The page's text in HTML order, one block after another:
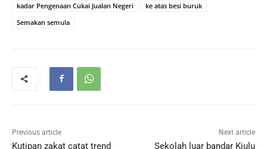
kadar Pengenaan Cukai Jualan Negeri
ke atas besi buruk
Semakan semula
Previous article
Kutipan zakat catat trend
Next article
Sekolah luar bandar Kiulu